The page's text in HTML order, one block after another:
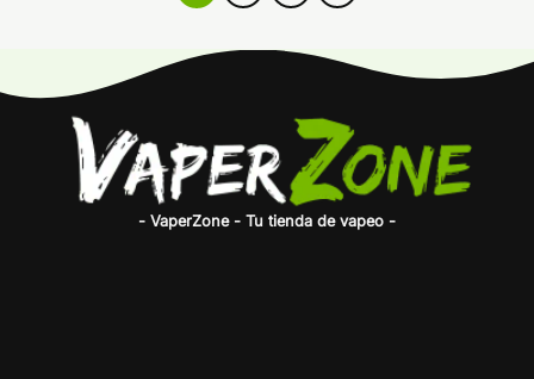
- VaperZone - Tu tienda de vapeo -